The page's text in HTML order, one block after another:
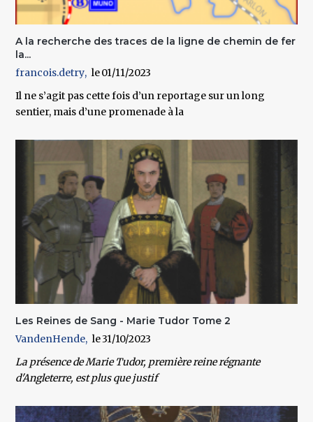
A la recherche des traces de la ligne de chemin de fer
la...
francois.detry
01/11/2023
Il ne s’agit pas cette fois d’un reportage sur un long
sentier, mais d’une promenade à la
Les Reines de Sang - Marie Tudor Tome 2
VandenHende
31/10/2023
La présence de Marie Tudor, première reine régnante
d'Angleterre, est plus que justif